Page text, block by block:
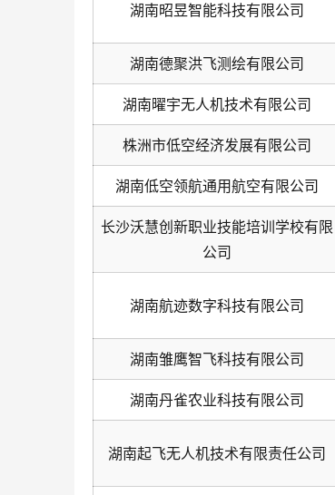
湖南昭昱智能科技有限公司
湖南德聚洪飞测绘有限公司
湖南曜宇无人机技术有限公司
株洲市低空经济发展有限公司
湖南低空领航通用航空有限公司
长沙沃慧创新职业技能培训学校有限
公司
湖南航迹数字科技有限公司
湖南雏鹰智飞科技有限公司
湖南丹雀农业科技有限公司
湖南起飞无人机技术有限责任公司